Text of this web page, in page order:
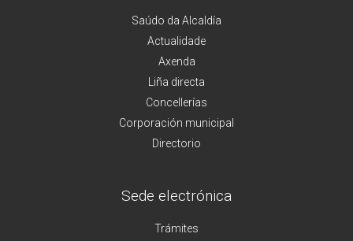
Saúdo da Alcaldía
Actualidade
Axenda
Liña directa
Concellerías
Corporación municipal
Directorio
Sede electrónica
Trámites